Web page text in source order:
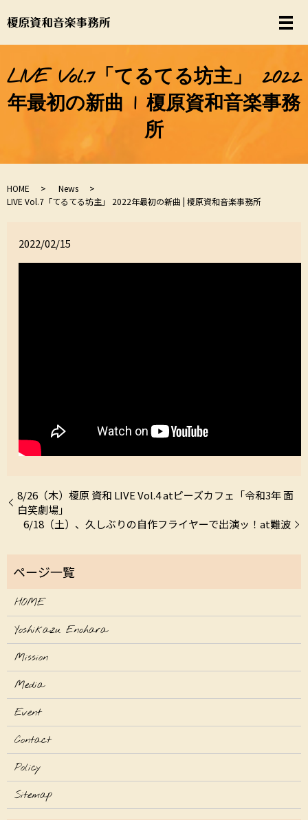
LIVE Vol.7「てるてる坊主」 2022
年最初の新曲 | 榎原資和音楽事務
所
HOME
News
LIVE Vol.7「てるてる坊主」 2022年最初の新曲 | 榎原資和音楽事務所
2022/02/15
8/26（木）榎原 資和 LIVE Vol.4 atピーズカフェ「令和3年 面
白笑劇場」
6/18（土）、久しぶりの自作フライヤーで出演ッ！at難波
HOME
Yoshikazu Enohara
Mission
Media
Event
Contact
Policy
Sitemap